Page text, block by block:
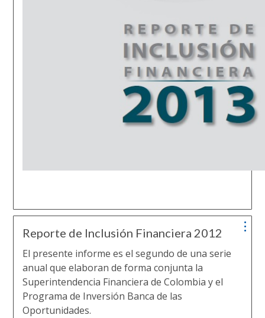
Reporte de Inclusión Financiera 2012
El presente informe es el segundo de una serie
anual que elaboran de forma conjunta la
Superintendencia Financiera de Colombia y el
Programa de Inversión Banca de las
Oportunidades.